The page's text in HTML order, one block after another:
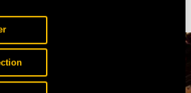
SIDA EN DANGER